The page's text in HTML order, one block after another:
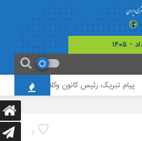
پیام تبریک رئیس کانون وکلای خراسان به
6